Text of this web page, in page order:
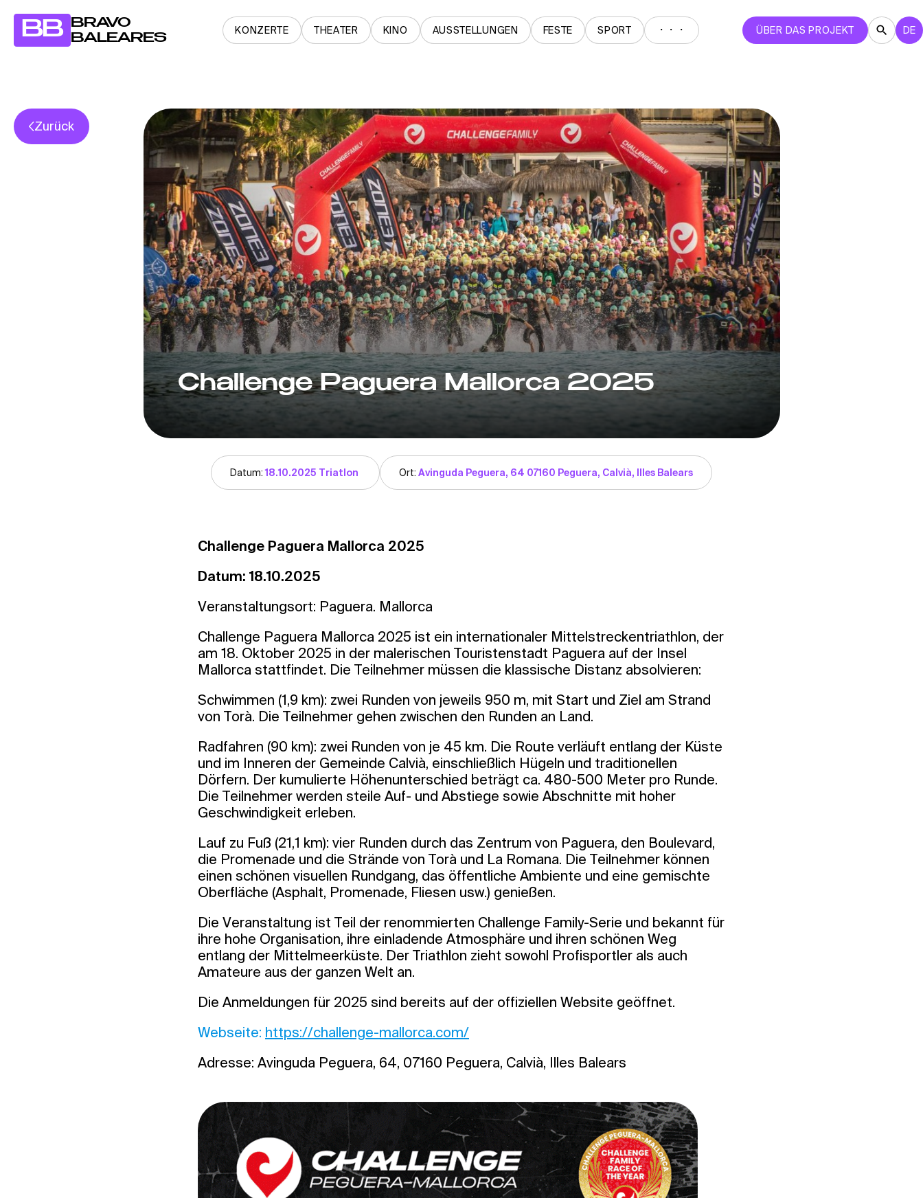
BB
BRAVO
BALEARES
KONZERTE THEATER KINO AUSSTELLUNGEN FESTE SPORT ・・・ ÜBER DAS PROJEKT DE
Zurück
Challenge Paguera Mallorca 2025
Datum:18.10.2025 Triatlon Ort: Avinguda Peguera, 64 07160 Peguera, Calvià, Illes Balears
Challenge Paguera Mallorca 2025
Datum: 18.10.2025
Veranstaltungsort: Paguera. Mallorca
Challenge Paguera Mallorca 2025 ist ein internationaler Mittelstreckentriathlon, der
am 18. Oktober 2025 in der malerischen Touristenstadt Paguera auf der Insel
Mallorca stattfindet. Die Teilnehmer müssen die klassische Distanz absolvieren:
Schwimmen (1,9 km): zwei Runden von jeweils 950 m, mit Start und Ziel am Strand
von Torà. Die Teilnehmer gehen zwischen den Runden an Land.
Radfahren (90 km): zwei Runden von je 45 km. Die Route verläuft entlang der Küste
und im Inneren der Gemeinde Calvià, einschließlich Hügeln und traditionellen
Dörfern. Der kumulierte Höhenunterschied beträgt ca. 480-500 Meter pro Runde.
Die Teilnehmer werden steile Auf- und Abstiege sowie Abschnitte mit hoher
Geschwindigkeit erleben.
Lauf zu Fuß (21,1 km): vier Runden durch das Zentrum von Paguera, den Boulevard,
die Promenade und die Strände von Torà und La Romana. Die Teilnehmer können
einen schönen visuellen Rundgang, das öffentliche Ambiente und eine gemischte
Oberfläche (Asphalt, Promenade, Fliesen usw.) genießen.
Die Veranstaltung ist Teil der renommierten Challenge Family-Serie und bekannt für
ihre hohe Organisation, ihre einladende Atmosphäre und ihren schönen Weg
entlang der Mittelmeerküste. Der Triathlon zieht sowohl Profisportler als auch
Amateure aus der ganzen Welt an.
Die Anmeldungen für 2025 sind bereits auf der offiziellen Website geöffnet.
Webseite: https://challenge-mallorca.com/
Adresse: Avinguda Peguera, 64, 07160 Peguera, Calvià, Illes Balears